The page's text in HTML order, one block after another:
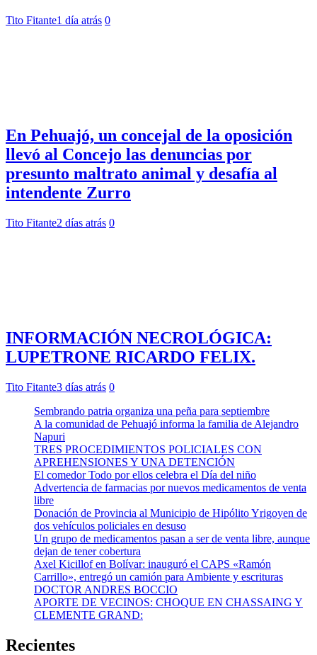
Tito Fitante1 día atrás 0
En Pehuajó, un concejal de la oposición
llevó al Concejo las denuncias por
presunto maltrato animal y desafía al
intendente Zurro
Tito Fitante2 días atrás 0
INFORMACIÓN NECROLÓGICA:
LUPETRONE RICARDO FELIX.
Tito Fitante3 días atrás 0
Sembrando patria organiza una peña para septiembre
A la comunidad de Pehuajó informa la familia de Alejandro
Napuri
TRES PROCEDIMIENTOS POLICIALES CON
APREHENSIONES Y UNA DETENCIÓN
El comedor Todo por ellos celebra el Día del niño
Advertencia de farmacias por nuevos medicamentos de venta
libre
Donación de Provincia al Municipio de Hipólito Yrigoyen de
dos vehículos policiales en desuso
Un grupo de medicamentos pasan a ser de venta libre, aunque
dejan de tener cobertura
Axel Kicillof en Bolívar: inauguró el CAPS «Ramón
Carrillo», entregó un camión para Ambiente y escrituras
DOCTOR ANDRES BOCCIO
APORTE DE VECINOS: CHOQUE EN CHASSAING Y
CLEMENTE GRAND:
Recientes